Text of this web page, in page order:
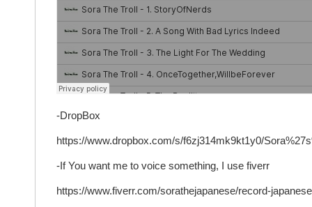
-DropBox
https://www.dropbox.com/s/f6zj314mk9kt1y0/
-If You want me to voice something, I use fiverr
https://www.fiverr.com/sorathejapanese/record-